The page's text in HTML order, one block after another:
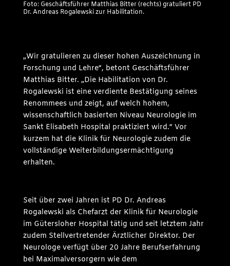
Foto: Geschäftsführer Matthias Bitter (rechts) gratuliert PD
Dr. Andreas Rogalewski zur Habilitation.
„Wir gratulieren zu dieser hohen Auszeichnung in
Forschung und Lehre“, betont Geschäftsführer
Matthias Bitter. „Die Habilitation von Dr.
Rogalewski ist eine verdiente Bestätigung seines
Renommees und zeigt, auf welch hohem,
wissenschaftlich basierten Niveau Neurologie im
Sankt Elisabeth Hospital praktiziert wird.“ Vor
kurzem hat die Klinik für Neurologie zudem die
vollständige Weiterbildungsermächtigung
erhalten.
Seit über zwei Jahren ist PD Dr. Andreas
Rogalewski als Chefarzt der Klinik für Neurologie
im Gütersloher Hospital tätig und seit letztem Jahr
zudem Stellvertretender Ärztlicher Direktor. Der
Neurologe verfügt über 20 Jahre Berufserfahrung
bei Maximalversorgern wie dem